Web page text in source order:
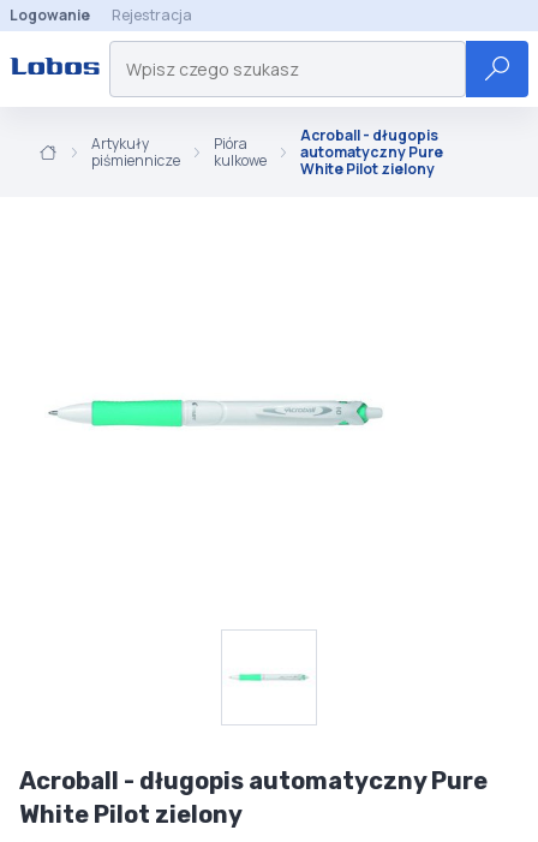
Logowanie Rejestracja
Artykuły
piśmiennicze
Pióra
kulkowe
Acroball - długopis
automatyczny Pure
White Pilot zielony
Acroball - długopis automatyczny Pure
White Pilot zielony